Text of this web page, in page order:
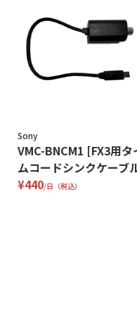
Sony
VMC-BNCM1 [FX3用タ
ムコードシンクケーブ
¥440/日（税込）